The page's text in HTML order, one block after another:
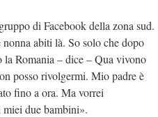
di Facebook della zona sud.
abiti là. So solo che dopo
la Romania – dice – Qua vivono
posso rivolgermi. Mio padre è
fino a ora. Ma vorrei
miei due bambini».